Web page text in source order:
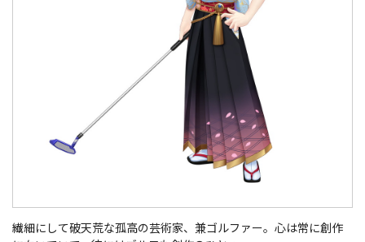
繊細にして破天荒な孤高の芸術家、兼ゴルファー。心は常に創作